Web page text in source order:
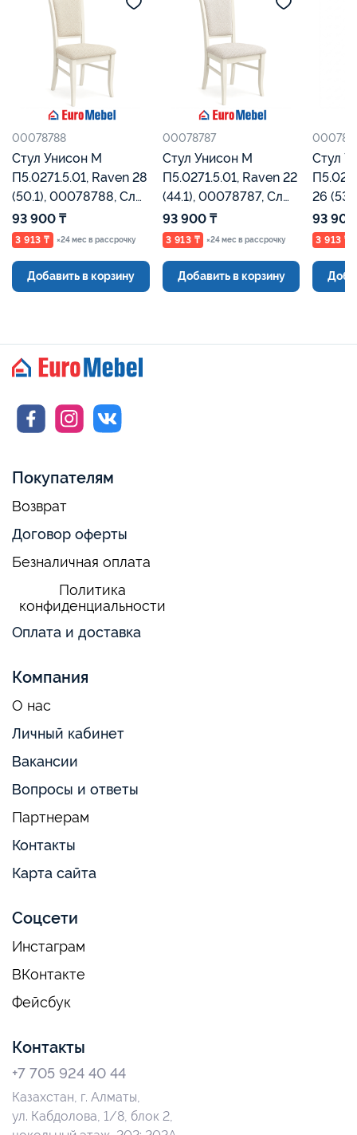
00078788
Стул Унисон М
П5.0271.5.01, Raven 28
(50.1), 00078788, Сл
кость, Евромебель
93 900 ₸
3 913 ₸ ×24 мес в рассрочку
Добавить в корзину
00078787
Стул Унисон М
П5.0271.5.01, Raven 22
(44.1), 00078787, Сл
кость, Евромебель
93 900 ₸
3 913 ₸ ×24 мес в рассрочку
Добавить в корзину
Стул
26 (534.1), 00078786,
Сл
93
3 913 ₸
Покупателям
Возврат
Договор оферты
Безналичная оплата
Политика
конфиденциальности
Оплата и доставка
Компания
О нас
Личный кабинет
Вакансии
Вопросы и ответы
Партнерам
Контакты
Карта сайта
Соцсети
Инстаграм
ВКонтакте
Фейсбук
Контакты
+7 705 924 40 44
Казахстан, г. Алматы,
ул. Кабдолова, 1/8, блок 2,